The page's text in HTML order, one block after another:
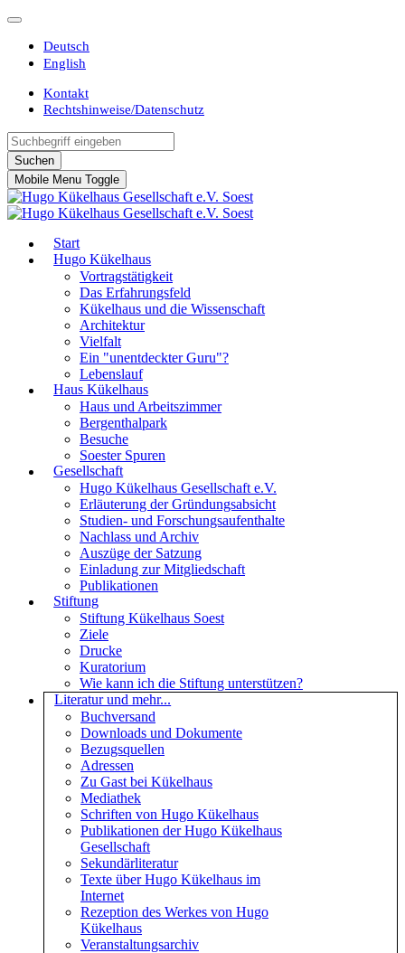
Deutsch
English
Kontakt
Rechtshinweise/Datenschutz
Suchen
Mobile Menu Toggle
Start
Hugo Kükelhaus
Vortragstätigkeit
Das Erfahrungsfeld
Kükelhaus und die Wissenschaft
Architektur
Vielfalt
Ein "unentdeckter Guru"?
Lebenslauf
Haus Kükelhaus
Haus und Arbeitszimmer
Bergenthalpark
Besuche
Soester Spuren
Gesellschaft
Hugo Kükelhaus Gesellschaft e.V.
Erläuterung der Gründungsabsicht
Studien- und Forschungsaufenthalte
Nachlass und Archiv
Auszüge der Satzung
Einladung zur Mitgliedschaft
Publikationen
Stiftung
Stiftung Kükelhaus Soest
Ziele
Drucke
Kuratorium
Wie kann ich die Stiftung unterstützen?
Literatur und mehr...
Buchversand
Downloads und Dokumente
Bezugsquellen
Adressen
Zu Gast bei Kükelhaus
Mediathek
Schriften von Hugo Kükelhaus
Publikationen der Hugo Kükelhaus
Gesellschaft
Sekundärliteratur
Texte über Hugo Kükelhaus im
Internet
Rezeption des Werkes von Hugo
Kükelhaus
Veranstaltungsarchiv